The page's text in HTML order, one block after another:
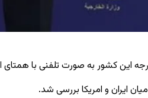
این کشور به ‌صورت تلفنی با
ایران و امریکا بررسی شد.